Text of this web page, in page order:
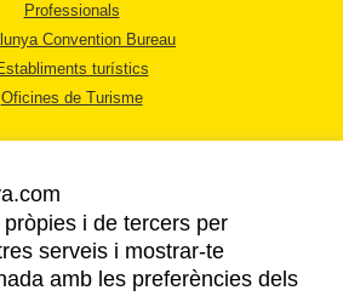
Professionals
Convention Bureau
turístics
Oficines de Turisme
AVÍS LEGAL
i de tercers per
serveis i mostrar-te
amb les preferències dels